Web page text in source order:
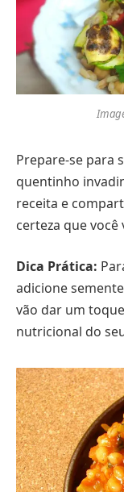
Prepare-se para
quentinho
receita e
certeza que você
Dica Prática:
adicione
vão dar um
nutricional do